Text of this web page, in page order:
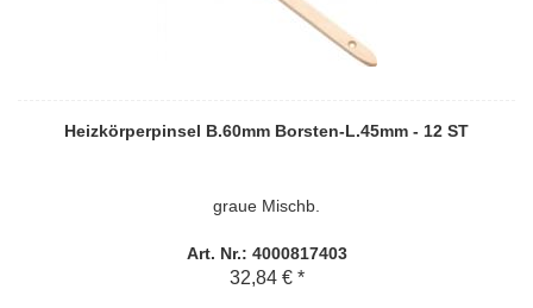
Heizkörperpinsel B.60mm Borsten-L.45mm - 12 ST
graue Mischb.
Art. Nr.: 4000817403
32,84 € *